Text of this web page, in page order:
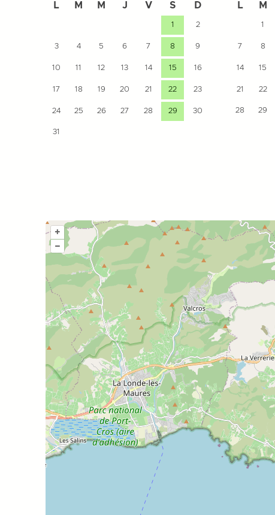
L M M J V S D
1 2
3 4 5 6 7 8 9
10 11 12 13 14 15 16
17 18 19 20 21 22 23
24 25 26 27 28 29 30
31
L M
1
7 8
14 15
21 22
28 29
+
–